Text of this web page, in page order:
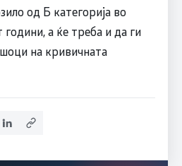
од Б категорија во
а ќе треба и да ги
на кривичната